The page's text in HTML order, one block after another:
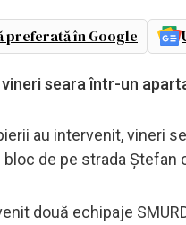
preferată în Google
seara într-un
au intervenit, vineri
de pe strada Ștefan
două echipaje